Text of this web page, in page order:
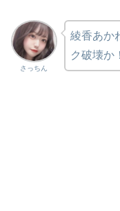
さっちん
綾香あか
ク破壊か